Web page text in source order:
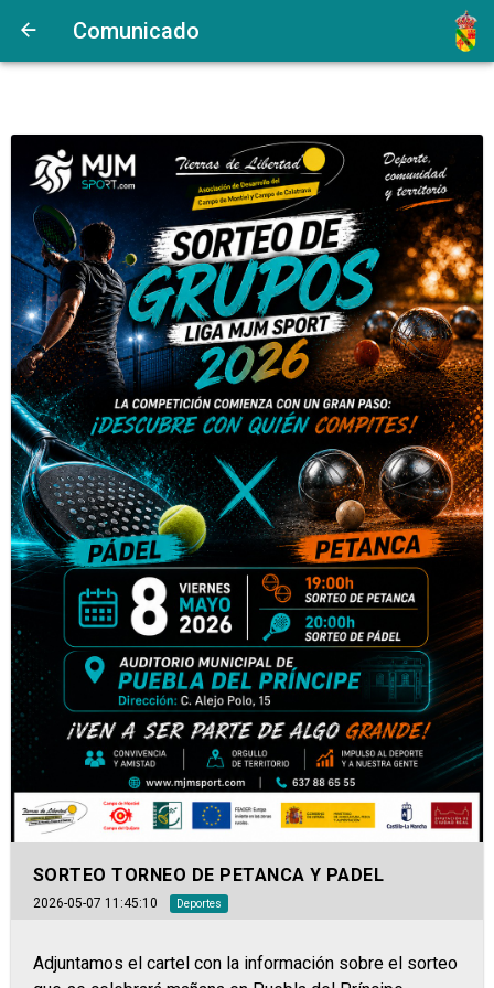
Comunicado
SORTEO TORNEO DE PETANCA Y PADEL
2026-05-07 11:45:10 Deportes
Adjuntamos el cartel con la información sobre el sorteo